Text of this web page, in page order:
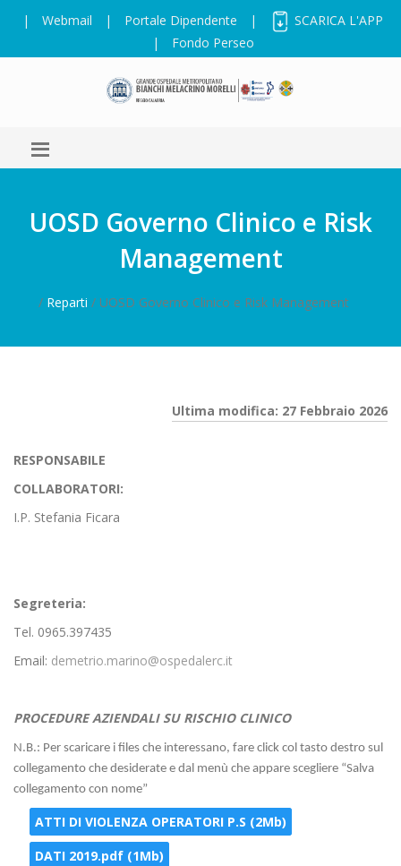
| Webmail | Portale Dipendente |
SCARICA L'APP
|
Fondo Perseo
UOSD Governo Clinico e Risk
Management
/ Reparti / UOSD Governo Clinico e Risk Management
Ultima modifica: 27 Febbraio 2026
RESPONSABILE
COLLABORATORI:
I.P. Stefania Ficara
Segreteria:
Tel. 0965.397435
Email: demetrio.marino@ospedalerc.it
PROCEDURE AZIENDALI SU RISCHIO CLINICO
N.B.: Per scaricare i files che interessano, fare click col tasto destro sul
collegamento che desiderate e dal menù che appare scegliere “Salva
collegamento con nome”
ATTI DI VIOLENZA OPERATORI P.S (2Mb)
DATI 2019.pdf (1Mb)